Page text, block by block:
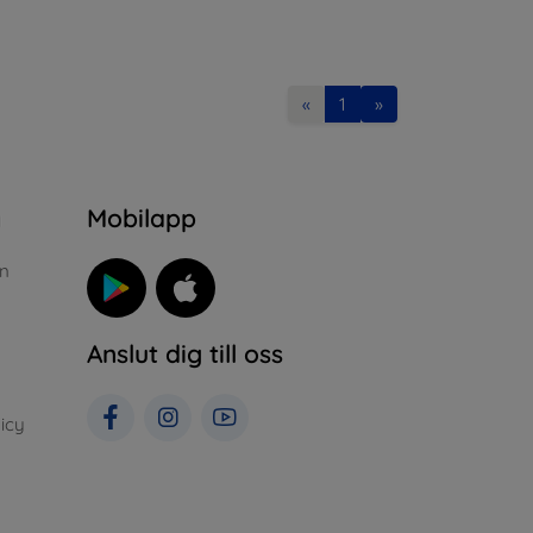
« 1 »
Mobilapp
Anslut dig till oss